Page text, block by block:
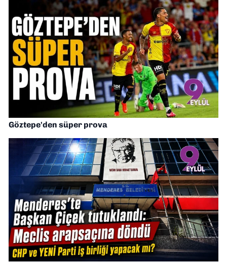
Göztepe'den süper prova